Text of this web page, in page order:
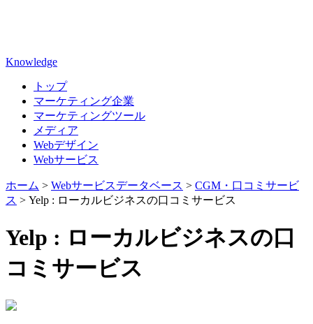
Knowledge
トップ
マーケティング企業
マーケティングツール
メディア
Webデザイン
Webサービス
ホーム > Webサービスデータベース > CGM・口コミサービ
ス > Yelp : ローカルビジネスの口コミサービス
Yelp : ローカルビジネスの口
コミサービス